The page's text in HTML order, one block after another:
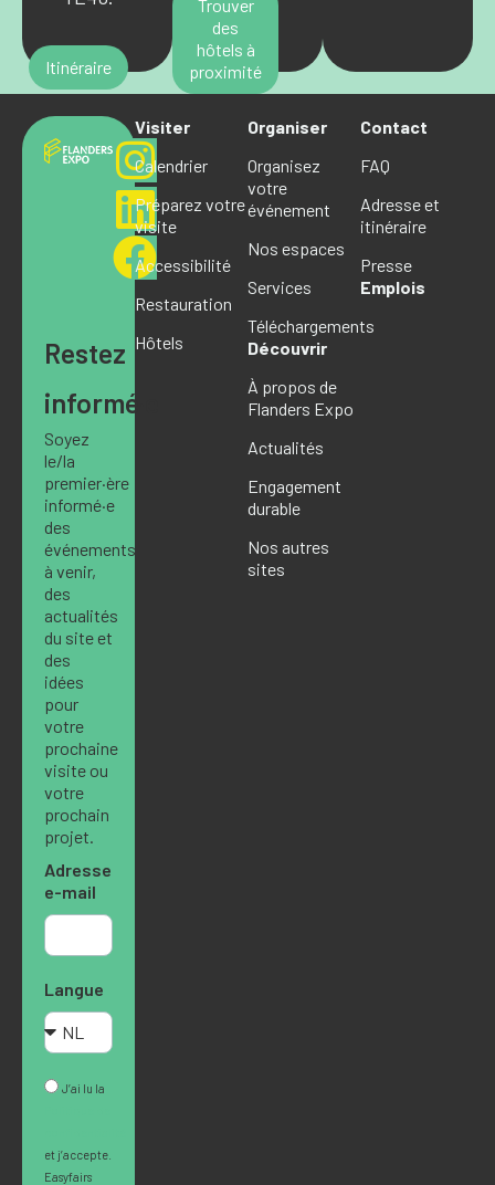
Itinéraire
Trouver
des
hôtels à
proximité
Restez
informé·e
Soyez
le/la
premier·ère
informé·e
des
événements
à venir,
des
actualités
du site et
des
idées
pour
votre
prochaine
visite ou
votre
prochain
projet.
Adresse
e-mail
Langue
J’ai lu la
et j’accepte.
Easyfairs
Visiter
Calendrier
Préparez votre
visite
Accessibilité
Restauration
Hôtels
Organiser
Organisez
votre
événement
Nos espaces
Services
Téléchargements
Découvrir
À propos de
Flanders Expo
Actualités
Engagement
durable
Nos autres
sites
Contact
FAQ
Adresse et
itinéraire
Presse
Emplois